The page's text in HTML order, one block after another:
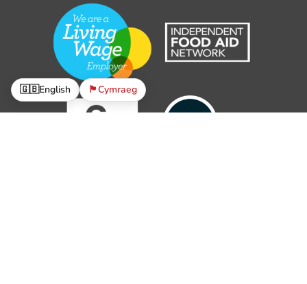
🇬🇧English 🏴󠁧󠁢󠁷󠁬󠁳󠁿Cymraeg